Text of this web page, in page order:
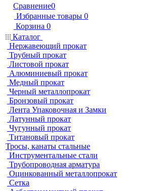
Сравнение0
Избранные товары 0
Корзина 0
Каталог
Нержавеющий прокат
Трубный прокат
Листовой прокат
Алюминиевый прокат
Медный прокат
Черный металлопрокат
Бронзовый прокат
Лента Упаковочная и Замки
Латунный прокат
Чугунный прокат
Титановый прокат
Тросы, канаты стальные
Инструментальные стали
Трубопроводная арматура
Оцинкованный металлопрокат
Сетка